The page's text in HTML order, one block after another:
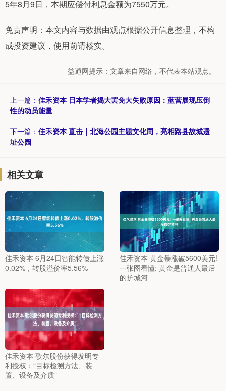
5年8月9日，本期应偿付利息金额为7550万元。
免责声明：本文内容与数据由观点根据公开信息整理，不构
成投资建议，使用前请核实。
益通网提示：文章来自网络，不代表本站观点。
上一篇： 佳禾资本 日本学者揭大罢免大失败原因：蓝营展现压倒
性的动员能量
下一篇： 佳禾资本 直击｜北海公园主题文化周，亮相路县故城遗
址公园
相关文章
佳禾资本 6月24日智能转债上涨
0.02%，转股溢价率5.56%
佳禾资本 黄金暴涨破5600美元!
一张图看懂: 黄金是普通人最后
的护城河
佳禾资本 歌尔股份获得发明专
利授权：“目标检测方法、装
置、设备及介质”